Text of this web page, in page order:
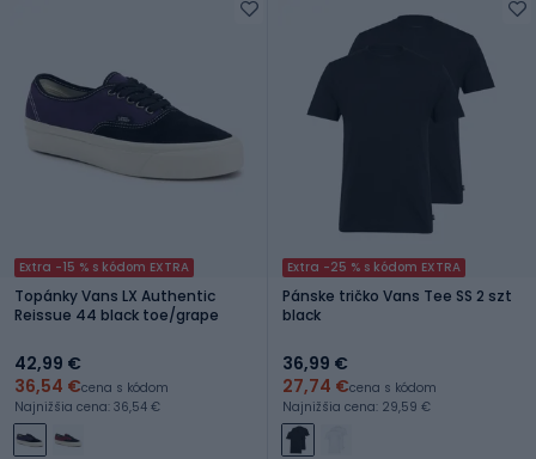
Extra -15 % s kódom EXTRA
Topánky Vans LX Authentic
Reissue 44 black toe/grape
42,99 €
36,54 €cena s kódom
Najnižšia cena: 36,54 €
Extra -25 % s kódom EXTRA
Pánske tričko Vans Tee SS 2 szt
black
36,99 €
27,74 €cena s kódom
Najnižšia cena: 29,59 €